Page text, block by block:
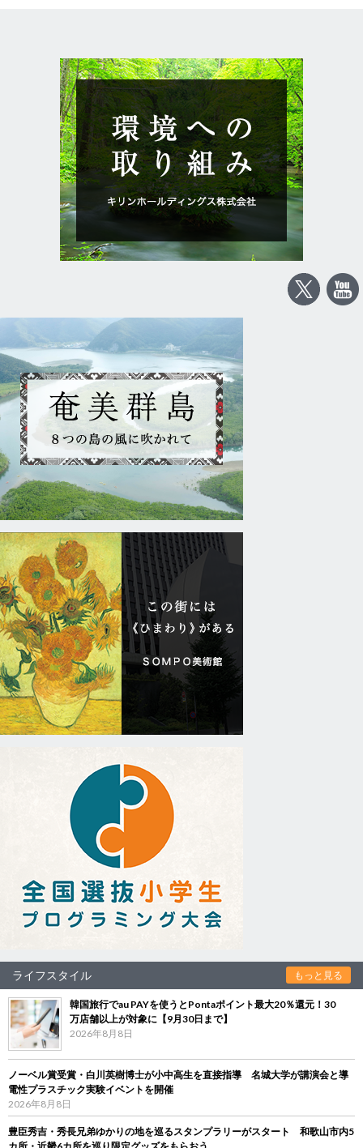
ライフスタイル もっと見る
韓国旅行でau PAYを使うとPontaポイント最大20％還元！30
万店舗以上が対象に【9月30日まで】
2026年8月8日
ノーベル賞受賞・白川英樹博士が小中高生を直接指導 名城大学が講演会と導
電性プラスチック実験イベントを開催
2026年8月8日
豊臣秀吉・秀長兄弟ゆかりの地を巡るスタンプラリーがスタート 和歌山市内5